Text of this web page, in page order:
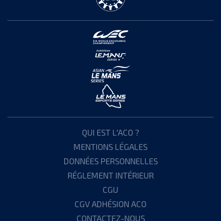
QUI EST L'ACO ?
MENTIONS LÉGALES
DONNÉES PERSONNELLES
RÉGLEMENT INTÉRIEUR
CGU
CGV ADHÉSION ACO
CONTACTEZ-NOUS